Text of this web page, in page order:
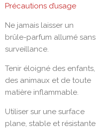
Précautions d’usage
Ne jamais laisser un
brûle-parfum allumé sans
surveillance.
Tenir éloigné des enfants,
des animaux et de toute
matière inflammable.
Utiliser sur une surface
plane, stable et résistante